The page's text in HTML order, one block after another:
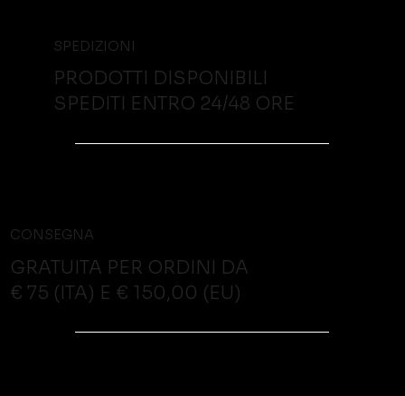
SPEDIZIONI
PRODOTTI DISPONIBILI
SPEDITI ENTRO 24/48 ORE
CONSEGNA
GRATUITA PER ORDINI DA
€ 75 (ITA) E € 150,00 (EU)